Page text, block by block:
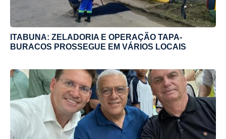
ITABUNA: ZELADORIA E OPERAÇÃO TAPA-
BURACOS PROSSEGUE EM VÁRIOS LOCAIS